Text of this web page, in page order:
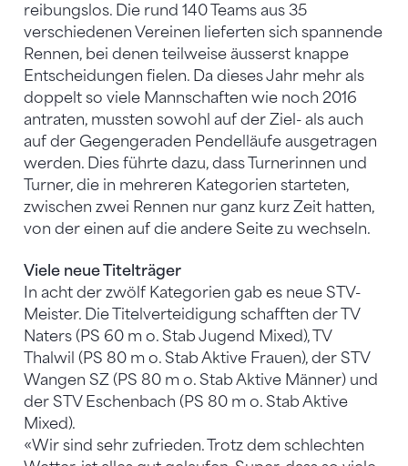
reibungslos. Die rund 140 Teams aus 35
verschiedenen Vereinen lieferten sich spannende
Rennen, bei denen teilweise äusserst knappe
Entscheidungen fielen. Da dieses Jahr mehr als
doppelt so viele Mannschaften wie noch 2016
antraten, mussten sowohl auf der Ziel- als auch
auf der Gegengeraden Pendelläufe ausgetragen
werden. Dies führte dazu, dass Turnerinnen und
Turner, die in mehreren Kategorien starteten,
zwischen zwei Rennen nur ganz kurz Zeit hatten,
von der einen auf die andere Seite zu wechseln.
Viele neue Titelträger
In acht der zwölf Kategorien gab es neue STV-
Meister. Die Titelverteidigung schafften der TV
Naters (PS 60 m o. Stab Jugend Mixed), TV
Thalwil (PS 80 m o. Stab Aktive Frauen), der STV
Wangen SZ (PS 80 m o. Stab Aktive Männer) und
der STV Eschenbach (PS 80 m o. Stab Aktive
Mixed).
«Wir sind sehr zufrieden. Trotz dem schlechten